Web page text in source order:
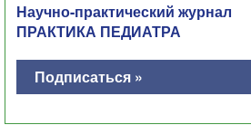
Научно-практический журнал
ПРАКТИКА ПЕДИАТРА
Подписаться »